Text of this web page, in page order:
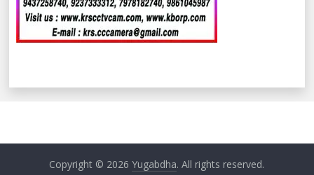
Copyright © 2026Yugabdha. All rights reserved.